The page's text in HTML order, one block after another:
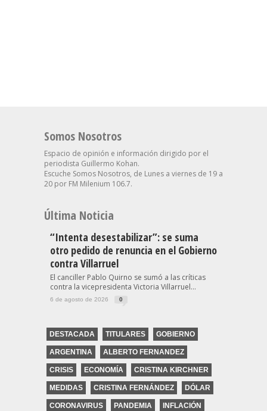
Somos Nosotros
Espacio de opinión e información dirigido por el
periodista Guillermo Kohan.
Escuche Somos Nosotros, de Lunes a viernes de 19 a
20 por FM Milenium 106.7.
Última Noticia
“Intenta desestabilizar”: se suma
otro pedido de renuncia en el Gobierno
contra Villarruel
El canciller Pablo Quirno se sumó a las críticas
contra la vicepresidenta Victoria Villarruel...
6 de agosto de 2026 0
DESTACADA TITULARES GOBIERNO
ARGENTINA ALBERTO FERNANDEZ
CRISIS ECONOMÍA CRISTINA KIRCHNER
MEDIDAS CRISTINA FERNÁNDEZ DÓLAR
CORONAVIRUS PANDEMIA INFLACIÓN